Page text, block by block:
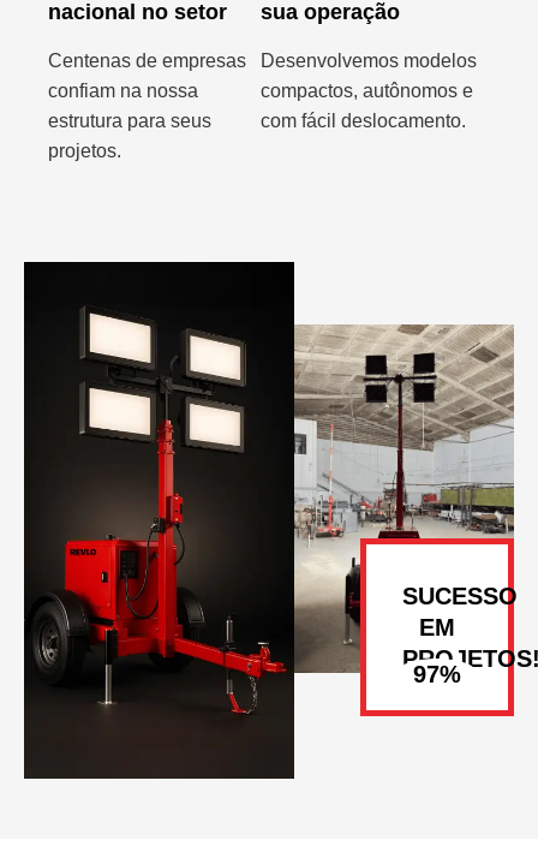
SUCESSO
EM
nacional no setor
Centenas de empresas
confiam na nossa
estrutura para seus
projetos.
sua operação
Desenvolvemos modelos
compactos, autônomos e
com fácil deslocamento.